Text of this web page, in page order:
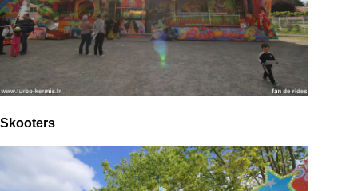
Skooters